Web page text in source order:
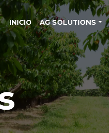
INICIO AG SOLUTIONS